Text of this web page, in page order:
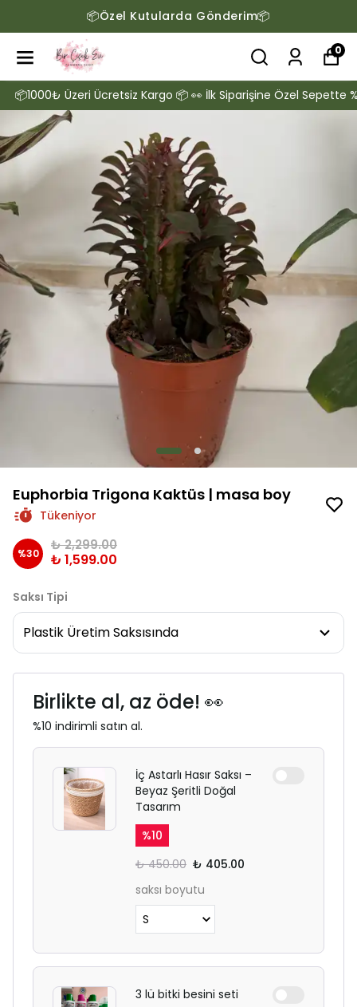
📦Özel Kutularda Gönderim📦
0
Üzeri Ücretsiz Kargo 📦 👀 İlk Siparişine Özel Sepette %10
Euphorbia Trigona Kaktüs | masa boy
Tükeniyor
%30
₺ 2,299.00
₺ 1,599.00
Saksı Tipi
Birlikte al, az öde! 👀
%10 indirimli satın al.
İç Astarlı Hasır Saksı –
Beyaz Şeritli Doğal
Tasarım
%10
₺ 450.00 ₺ 405.00
saksı boyutu
3 lü bitki besini seti